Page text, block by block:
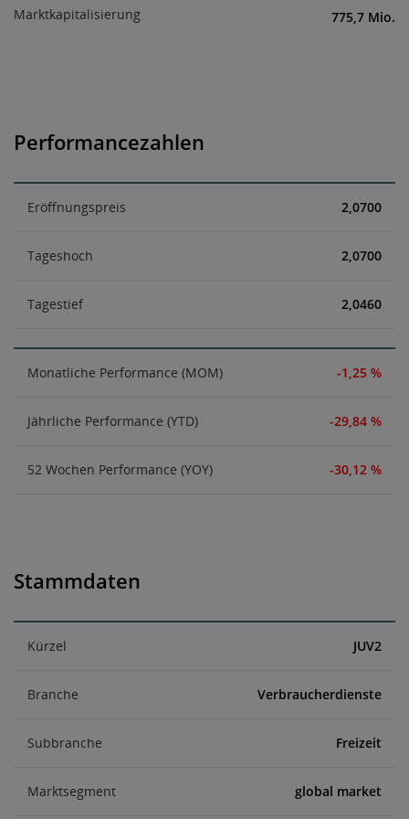
Marktkapitalisierung 775,7 Mio.
Performancezahlen
Eröffnungspreis 2,0700
Tageshoch 2,0700
Tagestief 2,0460
Monatliche Performance (MOM) -1,25 %
Jährliche Performance (YTD) -29,84 %
52 Wochen Performance (YOY) -30,12 %
Stammdaten
Kürzel JUV2
Branche Verbraucherdienste
Subbranche Freizeit
Marktsegment global market